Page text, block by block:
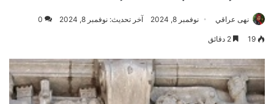
نهى عراقي نوفمبر 8, 2024 آخر تحديث: نوفمبر 8, 2024 0
19